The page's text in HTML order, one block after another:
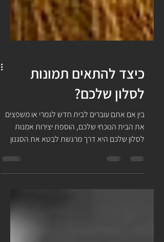
כיצד להתאים תמונות
לסלון שלכם?
בין אם אתם עוברים לבית חדש לגמרי או משפצים
לסלון שלכם היא דרך מרגשת לבטא את הסגנון
הייחודי שלכם....